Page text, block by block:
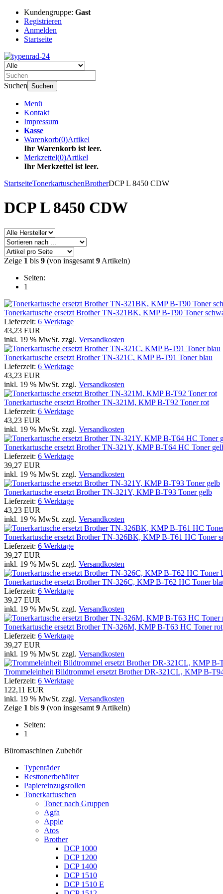
Kundengruppe: Gast
Registrieren
Anmelden
Startseite
Suchen Suchen
Menü
Kontakt
Impressum
Kasse
Warenkorb(0)Artikel
Ihr Warenkorb ist leer.
Merkzettel(0)Artikel
Ihr Merkzettel ist leer.
StartseiteTonerkartuschenBrotherDCP L 8450 CDW
DCP L 8450 CDW
Zeige 1 bis 9 (von insgesamt 9 Artikeln)
Seiten:
1
Tonerkartusche ersetzt Brother TN-321BK, KMP B-T90 Toner
Lieferzeit: 6 Werktage
43,23 EUR
inkl. 19 % MwSt. zzgl. Versandkosten
Tonerkartusche ersetzt Brother TN-321C, KMP B-T91 Toner blau
Lieferzeit: 6 Werktage
43,23 EUR
inkl. 19 % MwSt. zzgl. Versandkosten
Tonerkartusche ersetzt Brother TN-321M, KMP B-T92 Toner rot
Lieferzeit: 6 Werktage
43,23 EUR
inkl. 19 % MwSt. zzgl. Versandkosten
Tonerkartusche ersetzt Brother TN-321Y, KMP B-T64 HC Toner
Lieferzeit: 6 Werktage
39,27 EUR
inkl. 19 % MwSt. zzgl. Versandkosten
Tonerkartusche ersetzt Brother TN-321Y, KMP B-T93 Toner gelb
Lieferzeit: 6 Werktage
43,23 EUR
inkl. 19 % MwSt. zzgl. Versandkosten
Tonerkartusche ersetzt Brother TN-326BK, KMP B-T61 HC Toner
Lieferzeit: 6 Werktage
39,27 EUR
inkl. 19 % MwSt. zzgl. Versandkosten
Tonerkartusche ersetzt Brother TN-326C, KMP B-T62 HC Toner
Lieferzeit: 6 Werktage
39,27 EUR
inkl. 19 % MwSt. zzgl. Versandkosten
Tonerkartusche ersetzt Brother TN-326M, KMP B-T63 HC Toner rot
Lieferzeit: 6 Werktage
39,27 EUR
inkl. 19 % MwSt. zzgl. Versandkosten
Trommeleinheit Bildtrommel ersetzt Brother DR-321CL, KMP B-
Lieferzeit: 6 Werktage
122,11 EUR
inkl. 19 % MwSt. zzgl. Versandkosten
Zeige 1 bis 9 (von insgesamt 9 Artikeln)
Seiten:
1
Büromaschinen Zubehör
Typenräder
Resttonerbehälter
Papiereinzugsrollen
Tonerkartuschen
Toner nach Gruppen
Agfa
Apple
Atos
Brother
DCP 1000
DCP 1200
DCP 1400
DCP 1510
DCP 1510 E